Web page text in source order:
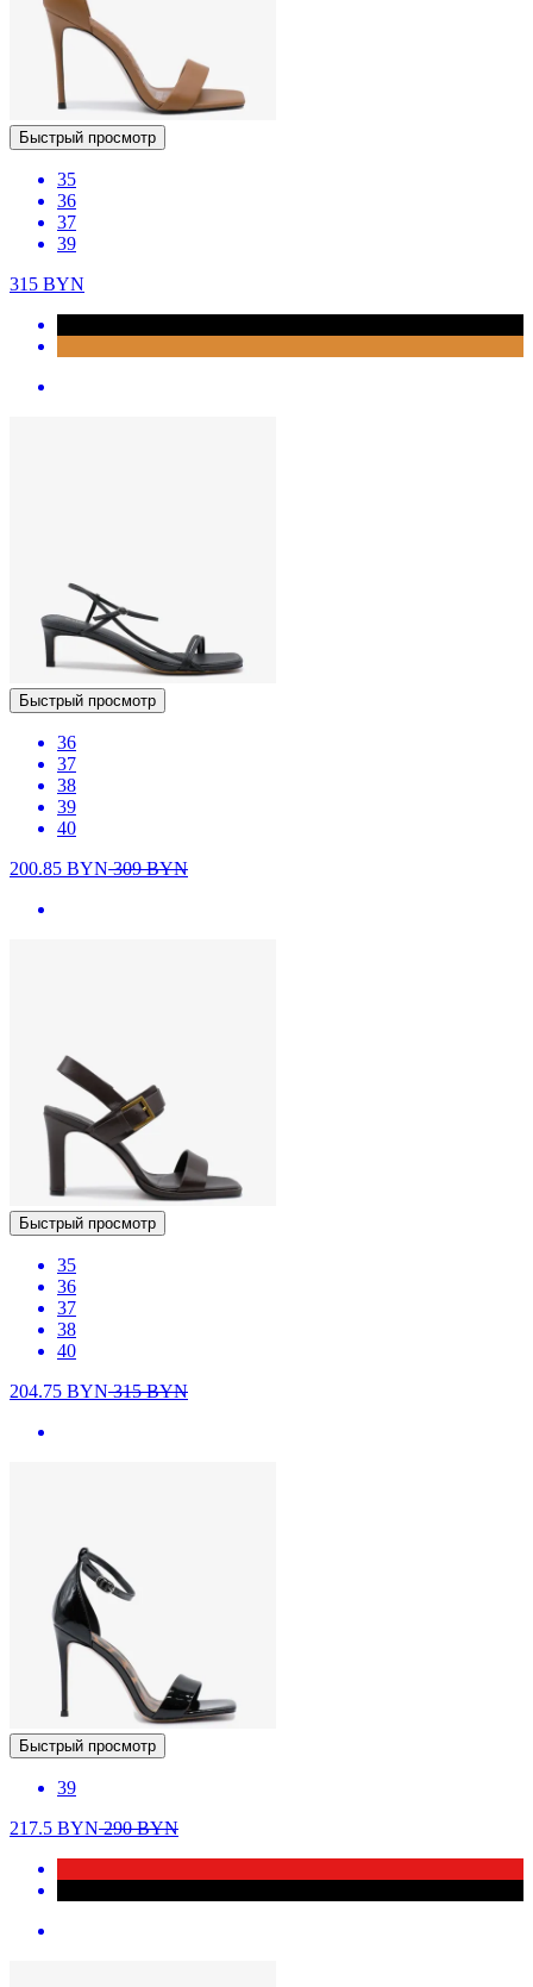
Быстрый просмотр
35
36
37
39
315 BYN
Быстрый просмотр
36
37
38
39
40
200.85 BYN309BYN
Быстрый просмотр
35
36
37
38
40
204.75 BYN315BYN
Быстрый просмотр
39
217.5 BYN290BYN